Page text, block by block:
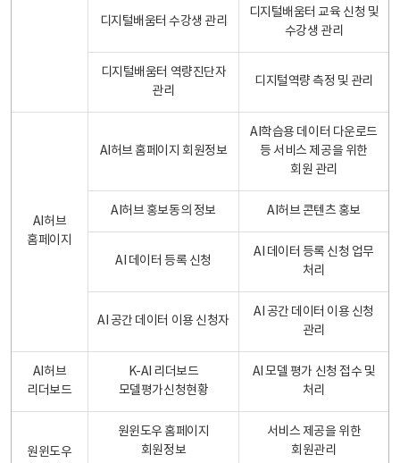
디지털배움터 수강생 관리
디지털배움터 교육 신청 및
수강생 관리
디지털배움터 역량진단자
관리
디지털역량 측정 및 관리
AI허브
홈페이지
AI허브 홈페이지 회원정보
AI학습용 데이터 다운로드
등 서비스 제공을 위한
회원 관리
AI허브 홍보동의 정보 AI허브 콘텐츠 홍보
AI 데이터 등록 신청
AI 데이터 등록 신청 업무
처리
AI 공간 데이터 이용 신청자
AI 공간 데이터 이용 신청
관리
AI허브
리더보드
K-AI 리더보드
모델평가신청현황
AI 모델 평가 신청 접수 및
처리
원윈도우
원윈도우 홈페이지
회원정보
서비스 제공을 위한
회원관리